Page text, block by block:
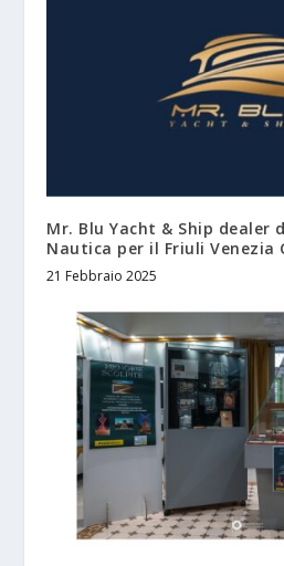
Mr. Blu Yacht & Ship dealer
Nautica per il Friuli Venezia
21 Febbraio 2025